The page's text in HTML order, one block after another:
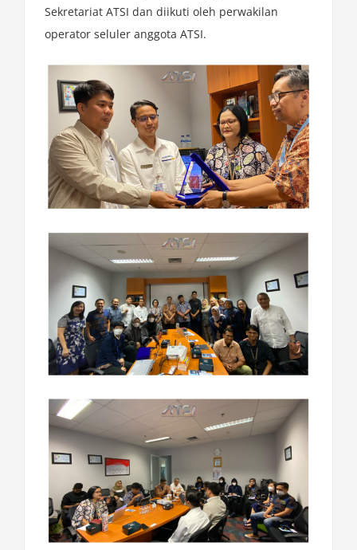
Sekretariat ATSI dan diikuti oleh perwakilan
operator seluler anggota ATSI.